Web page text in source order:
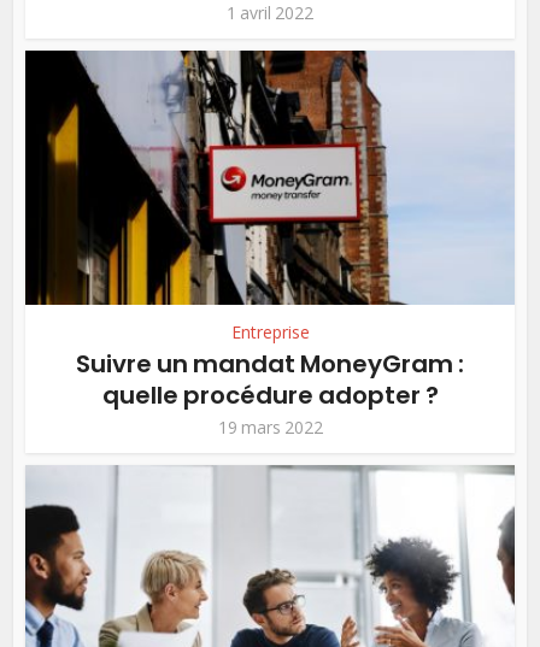
1 avril 2022
Entreprise
Suivre un mandat MoneyGram :
quelle procédure adopter ?
19 mars 2022